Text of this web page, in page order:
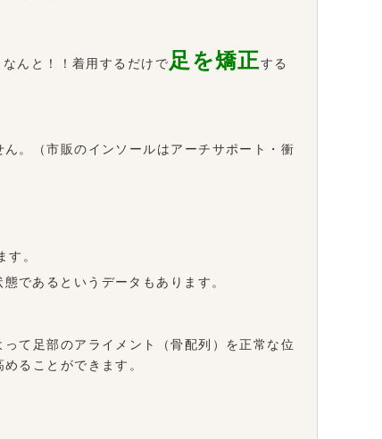
なんと！！着用するだけで足を矯正する
。（市販のインソールはアーチサポート・衝
す。
であるというデータもあります。
て足部のアライメント（骨配列）を正常な位
ることができます。